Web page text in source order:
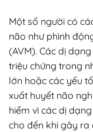
Một số người có
não như phình
(AVM). Các dị
triệu chứng trong
lớn hoặc các yếu
xuất huyết não
hiểm vì các dị
cho đến khi gây ra